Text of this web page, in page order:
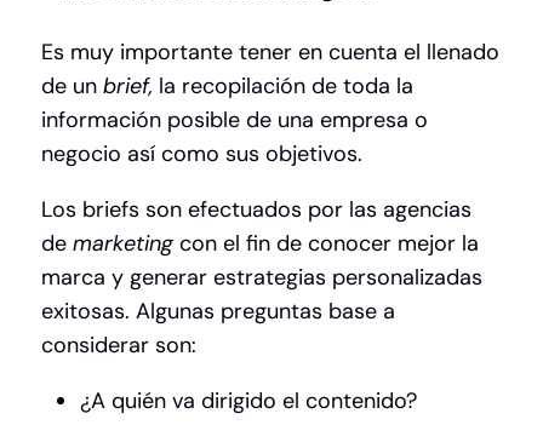
Es muy importante tener en cuenta el llenado
de un brief, la recopilación de toda la
información posible de una empresa o
negocio así como sus objetivos.
Los briefs son efectuados por las agencias
de marketingcon el fin de conocer mejor la
marca y generar estrategias personalizadas
exitosas. Algunas preguntas base a
considerar son:
¿A quién va dirigido el contenido?